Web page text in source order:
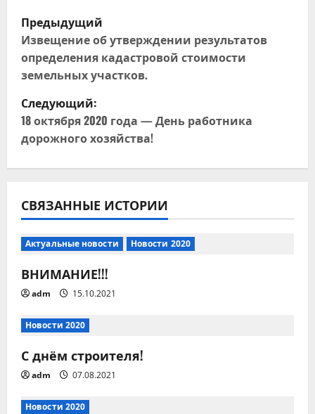
Н
а
в
и
г
а
ц
и
я
п
о
з
а
п
Предыдущий
Извещение об утверждении результатов
определения кадастровой стоимости
земельных участков.
Следующий:
18 октября 2020 года — День работника
дорожного хозяйства!
СВЯЗАННЫЕ ИСТОРИИ
Актуальные новости Новости 2020
ВНИМАНИЕ!!!
adm 15.10.2021
Новости 2020
С днём строителя!
adm 07.08.2021
Новости 2020